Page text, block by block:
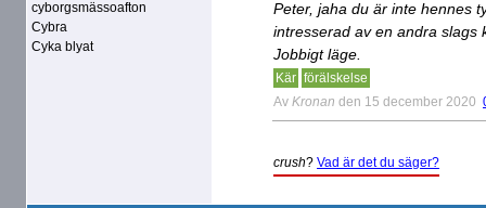
cyborgsmässoafton
Cybra
Cyka blyat
Peter, jaha du är inte hennes
intresserad av en andra slags
Jobbigt läge.
Kär förälskelse
Av Kronan den 15 december 2020
crush? Vad är det du säger?